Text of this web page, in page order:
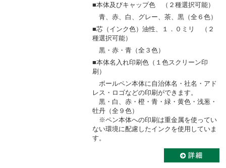
■本体及びキャップ色 （２種選択可能）
青、赤、白、グレー、茶、黒（全６色）
■芯（インク色）油性、１．０ミリ （２
種選択可能）
黒・赤・青（全３色）
■本体名入れ印刷色（１色スクリーン印
刷）
ボールペン本体に自治体名・社名・アド
レス・ロゴなどの印刷ができます。
黒・白、赤・橙・青・緑・黄色・浅葱・
牡丹（全９色）
※ペン本体への印刷は重金属を使ってい
ない環境に配慮したインクを使用していま
す。